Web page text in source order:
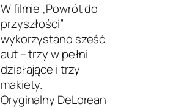
W filmie „Powrót do
przyszłości”
wykorzystano sześć
aut – trzy w pełni
działające i trzy
makiety.
Oryginalny DeLorean